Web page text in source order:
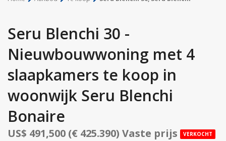
Seru Blenchi 30 -
Nieuwbouwwoning met 4
slaapkamers te koop in
woonwijk Seru Blenchi
Bonaire
US$ 491,500 (€ 425.390) Vaste prijs VERKOCHT